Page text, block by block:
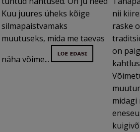
Kuu juures üheks kõige
silmapaistvamaks
muutuseks, mida me taevas
näha võime...
nii
raske
on
midagi